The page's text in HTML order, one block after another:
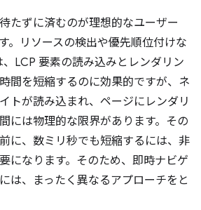
たずに済むのが理想的なユーザー
。リソースの検出や優先順位付けな
、LCP 要素の読み込みとレンダリン
間を短縮するのに効果的ですが、ネ
トが読み込まれ、ページにレンダリ
には物理的な限界があります。その
に、数ミリ秒でも短縮するには、非
になります。そのため、即時ナビゲ
は、まったく異なるアプローチをと